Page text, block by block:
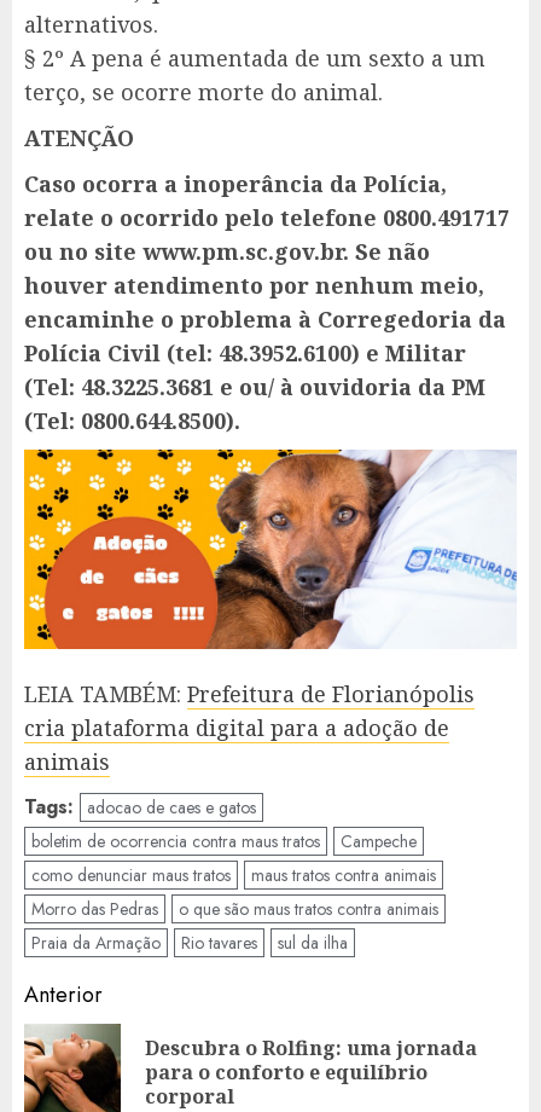
alternativos.
§ 2º A pena é aumentada de um sexto a um
terço, se ocorre morte do animal.
ATENÇÃO
Caso ocorra a inoperância da Polícia,
relate o ocorrido pelo telefone 0800.491717
ou no site www.pm.sc.gov.br. Se não
houver atendimento por nenhum meio,
encaminhe o problema à Corregedoria da
Polícia Civil (tel: 48.3952.6100) e Militar
(Tel: 48.3225.3681 e ou/ à ouvidoria da PM
(Tel: 0800.644.8500).
LEIA TAMBÉM: Prefeitura de Florianópolis
cria plataforma digital para a adoção de
animais
Tags:
adocao de caes e gatos
boletim de ocorrencia contra maus tratos
Campeche
como denunciar maus tratos
maus tratos contra animais
Morro das Pedras
o que são maus tratos contra animais
Praia da Armação
Rio tavares sul da ilha
Navegação
de
artigos
Anterior
Descubra o Rolfing: uma jornada
para o conforto e equilíbrio
corporal